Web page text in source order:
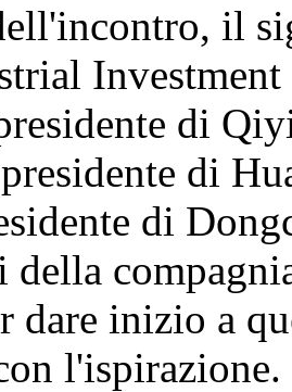
il
di
di
di
della
dare inizio a
l'ispirazione.